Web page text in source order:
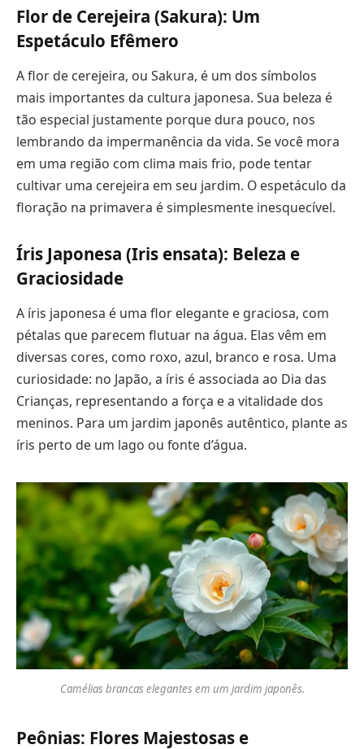
Flor de Cerejeira (Sakura): Um
Espetáculo Efêmero
A flor de cerejeira, ou Sakura, é um dos símbolos
mais importantes da cultura japonesa. Sua beleza é
tão especial justamente porque dura pouco, nos
lembrando da impermanência da vida. Se você mora
em uma região com clima mais frio, pode tentar
cultivar uma cerejeira em seu jardim. O espetáculo da
floração na primavera é simplesmente inesquecível.
Íris Japonesa (Iris ensata): Beleza e
Graciosidade
A íris japonesa é uma flor elegante e graciosa, com
pétalas que parecem flutuar na água. Elas vêm em
diversas cores, como roxo, azul, branco e rosa. Uma
curiosidade: no Japão, a íris é associada ao Dia das
Crianças, representando a força e a vitalidade dos
meninos. Para um jardim japonês autêntico, plante as
íris perto de um lago ou fonte d’água.
Camélias brancas elegantes em um jardim japonês.
Peônias: Flores Majestosas e